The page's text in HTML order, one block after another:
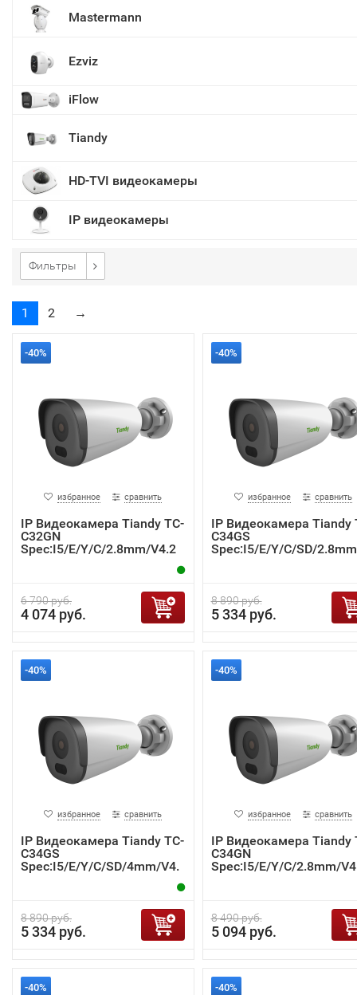
Mastermann
Ezviz
iFlow
Tiandy
HD-TVI видеокамеры
IP видеокамеры
Фильтры
1 2 →
-40%
избранное сравнить
IP Видеокамера Tiandy TC-
C32GN
Spec:I5/E/Y/C/2.8mm/V4.2
6 790 руб.
4 074 руб.
-40%
избранное сравнить
IP Видеокамера Tiandy
C34GS
Spec:I5/E/Y/C/SD/
8 890 руб.
5 334 руб.
-40%
избранное сравнить
IP Видеокамера Tiandy TC-
C34GS
Spec:I5/E/Y/C/SD/4mm/V4.
8 890 руб.
5 334 руб.
-40%
избранное сравнить
IP Видеокамера Tiandy
C34GN
Spec:I5/E/Y/C/2.8mm/
8 490 руб.
5 094 руб.
-40% -40%